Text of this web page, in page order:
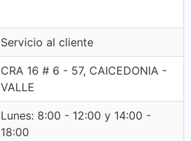
Servicio al cliente
CRA 16 # 6 - 57, CAICEDONIA -
VALLE
Lunes: 8:00 - 12:00 y 14:00 -
18:00